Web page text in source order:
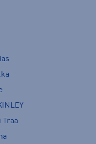
Traa